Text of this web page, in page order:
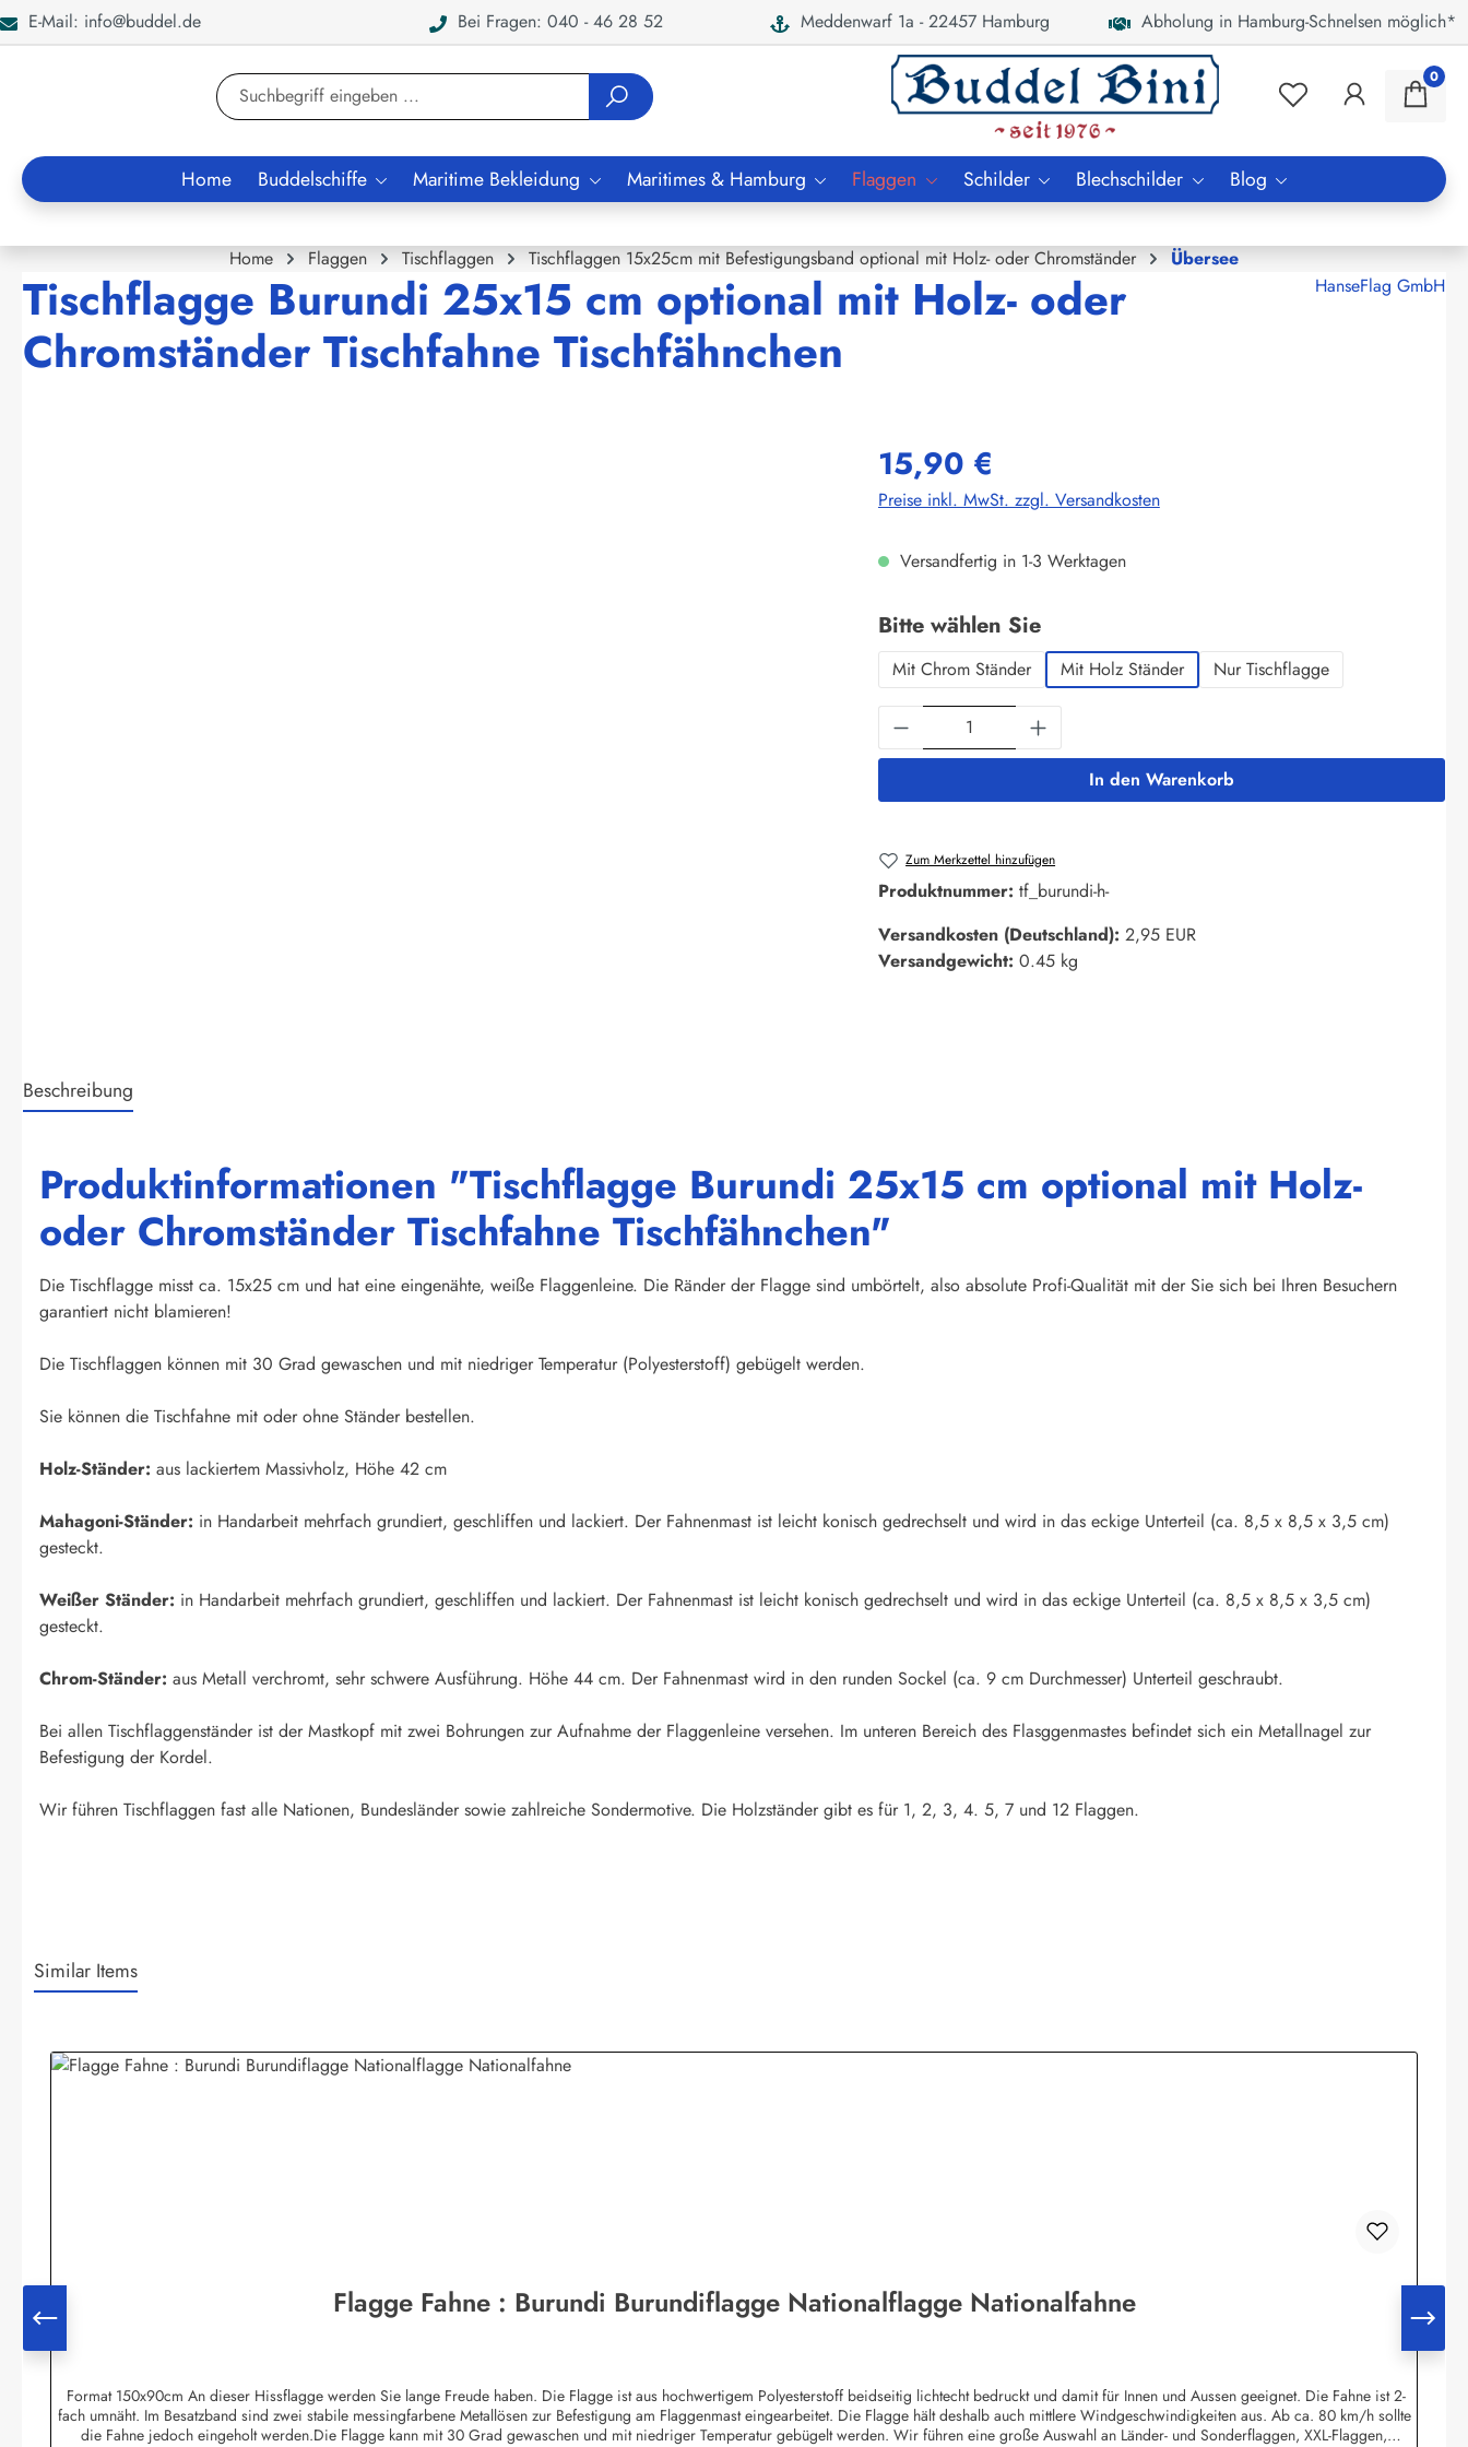
Zur Suche springen
E-Mail: info@buddel.de Bei Fragen: 040 - 46 28 52 Meddenwarf 1a - 22457 Hamburg Abholung in Hamburg-Schnelsen möglich*
0
Home Buddelschiffe Maritime Bekleidung Maritimes & Hamburg Flaggen Schilder Blechschilder Blog
Home Flaggen Tischflaggen Tischflaggen 15x25cm mit Befestigungsband optional mit Holz- oder Chromständer Übersee
Tischflagge Burundi 25x15 cm optional mit Holz- oder
Chromständer Tischfahne Tischfähnchen
HanseFlag GmbH
15,90 €
Preise inkl. MwSt. zzgl. Versandkosten
Versandfertig in 1-3 Werktagen
Bitte wählen Sieauswählen
Mit Chrom Ständer Mit Holz Ständer Nur Tischflagge
Produkt Anzahl: Gib den gewünschten Wert ein
In den Warenkorb
Zum Merkzettel hinzufügen
Produktnummer: tf_burundi-h-
Versandkosten (Deutschland): 2,95 EUR
Versandgewicht: 0.45 kg
Beschreibung
Produktinformationen "Tischflagge Burundi 25x15 cm optional mit Holz-
oder Chromständer Tischfahne Tischfähnchen"
Die Tischflagge misst ca. 15x25 cm und hat eine eingenähte, weiße Flaggenleine. Die Ränder der Flagge sind umbörtelt, also absolute Profi-Qualität mit der Sie sich bei Ihren Besuchern
garantiert nicht blamieren!
Die Tischflaggen können mit 30 Grad gewaschen und mit niedriger Temperatur (Polyesterstoff) gebügelt werden.
Sie können die Tischfahne mit oder ohne Ständer bestellen.
Holz-Ständer: aus lackiertem Massivholz, Höhe 42 cm
Mahagoni-Ständer: in Handarbeit mehrfach grundiert, geschliffen und lackiert. Der Fahnenmast ist leicht konisch gedrechselt und wird in das eckige Unterteil (ca. 8,5 x 8,5 x 3,5 cm)
gesteckt.
Weißer Ständer: in Handarbeit mehrfach grundiert, geschliffen und lackiert. Der Fahnenmast ist leicht konisch gedrechselt und wird in das eckige Unterteil (ca. 8,5 x 8,5 x 3,5 cm)
gesteckt.
Chrom-Ständer: aus Metall verchromt, sehr schwere Ausführung. Höhe 44 cm. Der Fahnenmast wird in den runden Sockel (ca. 9 cm Durchmesser) Unterteil geschraubt.
Bei allen Tischflaggenständer ist der Mastkopf mit zwei Bohrungen zur Aufnahme der Flaggenleine versehen. Im unteren Bereich des Flasggenmastes befindet sich ein Metallnagel zur
Befestigung der Kordel.
Wir führen Tischflaggen fast alle Nationen, Bundesländer sowie zahlreiche Sondermotive. Die Holzständer gibt es für 1, 2, 3, 4. 5, 7 und 12 Flaggen.
Similar Items
Flagge Fahne : Burundi Burundiflagge Nationalflagge Nationalfahne
Format 150x90cm An dieser Hissflagge werden Sie lange Freude haben. Die Flagge ist aus hochwertigem Polyesterstoff beidseitig lichtecht bedruckt und damit für Innen und Aussen geeignet. Die Fahne ist 2-
fach umnäht. Im Besatzband sind zwei stabile messingfarbene Metallösen zur Befestigung am Flaggenmast eingearbeitet. Die Flagge hält deshalb auch mittlere Windgeschwindigkeiten aus. Ab ca. 80 km/h sollte
die Fahne jedoch eingeholt werden.Die Flagge kann mit 30 Grad gewaschen und mit niedriger Temperatur gebügelt werden. Wir führen eine große Auswahl an Länder- und Sonderflaggen, XXL-Flaggen,